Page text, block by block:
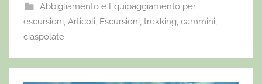
Abbigliamento e Equipaggiamento per
escursioni, Articoli, Escursioni, trekking, cammini,
ciaspolate